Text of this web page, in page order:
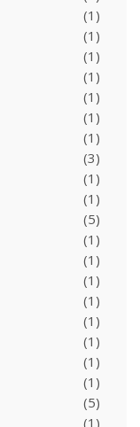
(1)
(1)
(1)
(1)
(1)
(1)
(1)
(3)
(1)
(1)
(5)
(1)
(1)
(1)
(1)
(1)
(1)
(1)
(1)
(5)
(1)